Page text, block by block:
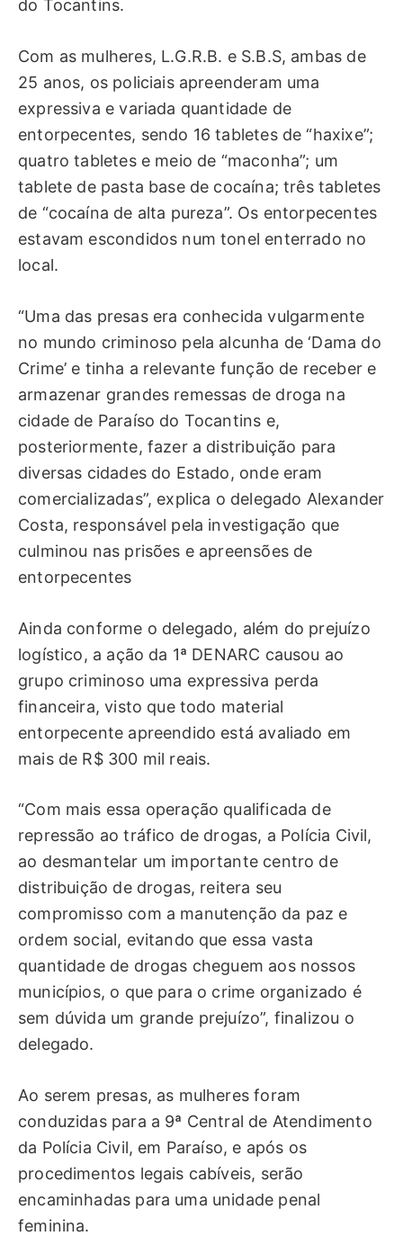
do Tocantins.
Com as mulheres, L.G.R.B. e S.B.S, ambas de
25 anos, os policiais apreenderam uma
expressiva e variada quantidade de
entorpecentes, sendo 16 tabletes de “haxixe”;
quatro tabletes e meio de “maconha”; um
tablete de pasta base de cocaína; três tabletes
de “cocaína de alta pureza”. Os entorpecentes
estavam escondidos num tonel enterrado no
local.
“Uma das presas era conhecida vulgarmente
no mundo criminoso pela alcunha de ‘Dama do
Crime’ e tinha a relevante função de receber e
armazenar grandes remessas de droga na
cidade de Paraíso do Tocantins e,
posteriormente, fazer a distribuição para
diversas cidades do Estado, onde eram
comercializadas”, explica o delegado Alexander
Costa, responsável pela investigação que
culminou nas prisões e apreensões de
entorpecentes
Ainda conforme o delegado, além do prejuízo
logístico, a ação da 1ª DENARC causou ao
grupo criminoso uma expressiva perda
financeira, visto que todo material
entorpecente apreendido está avaliado em
mais de R$ 300 mil reais.
“Com mais essa operação qualificada de
repressão ao tráfico de drogas, a Polícia Civil,
ao desmantelar um importante centro de
distribuição de drogas, reitera seu
compromisso com a manutenção da paz e
ordem social, evitando que essa vasta
quantidade de drogas cheguem aos nossos
municípios, o que para o crime organizado é
sem dúvida um grande prejuízo”, finalizou o
delegado.
Ao serem presas, as mulheres foram
conduzidas para a 9ª Central de Atendimento
da Polícia Civil, em Paraíso, e após os
procedimentos legais cabíveis, serão
encaminhadas para uma unidade penal
feminina.